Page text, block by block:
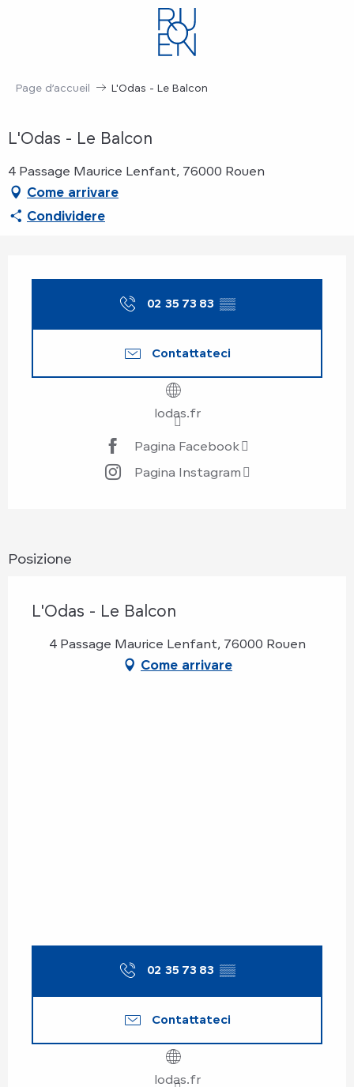
Page d’accueil L'Odas - Le Balcon
L'Odas - Le Balcon
4 Passage Maurice Lenfant, 76000 Rouen
Come arrivare
Condividere
02 35 73 83 ▒▒
Contattateci
lodas.fr
Pagina Facebook
Pagina Instagram
Posizione
L'Odas - Le Balcon
4 Passage Maurice Lenfant, 76000 Rouen
Come arrivare
02 35 73 83 ▒▒
Contattateci
lodas.fr